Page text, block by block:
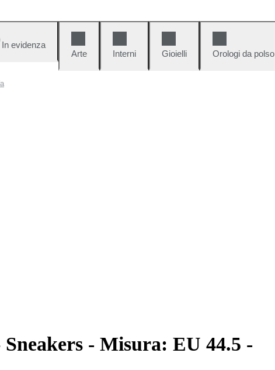
In evidenza
Arte
Interni Gioielli Orologi da polso
- Misura: EU 44.5 -